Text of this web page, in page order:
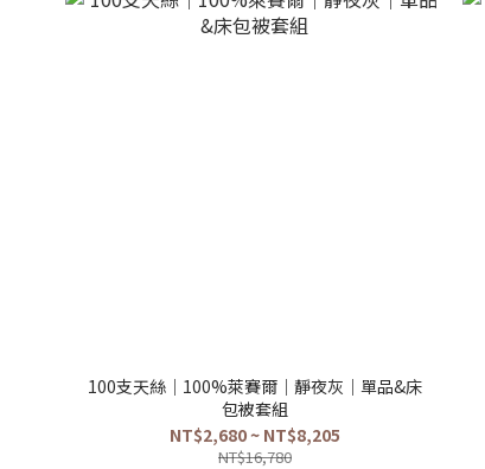
100支天絲｜100%萊賽爾｜靜夜灰｜單品&床
包被套組
NT$2,680 ~ NT$8,205
NT$16,780